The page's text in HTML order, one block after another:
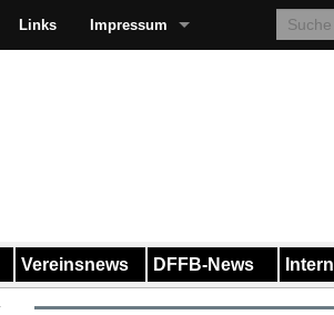
Links Impressum
Vereinsnews DFFB-News